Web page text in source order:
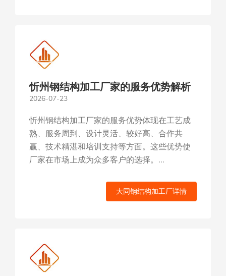
忻州钢结构加工厂家的服务优势解析
2026-07-23
忻州钢结构加工厂家的服务优势体现在工艺成
熟、服务周到、设计灵活、较好高、合作共
赢、技术精湛和培训支持等方面。这些优势使
厂家在市场上成为众多客户的选择。...
大同钢结构加工厂详情